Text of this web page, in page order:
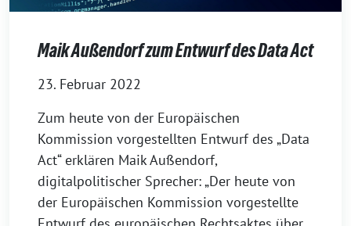
Maik Außendorf zum Entwurf des Data Act
23. Februar 2022
Zum heute von der Europäischen
Kommission vorgestellten Entwurf des „Data
Act“ erklären Maik Außendorf,
digitalpolitischer Sprecher: „Der heute von
der Europäischen Kommission vorgestellte